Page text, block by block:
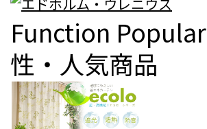
Function Popular
性・人気商品